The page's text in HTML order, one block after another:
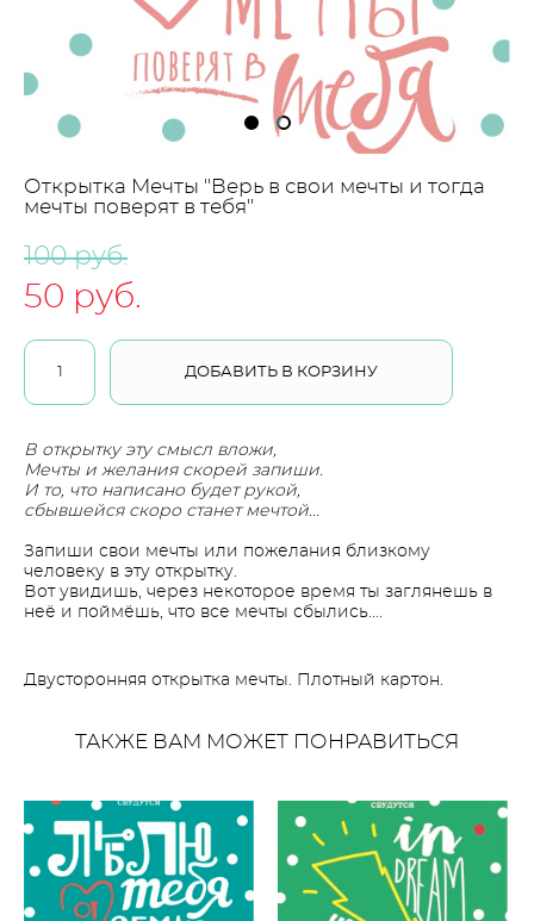
Открытка Мечты "Верь в свои мечты и тогда
мечты поверят в тебя"
100 pуб.
50 pуб.
ДОБАВИТЬ В КОРЗИНУ
В открытку эту смысл вложи,
Мечты и желания скорей запиши.
И то, что написано будет рукой,
сбывшейся скоро станет мечтой...
Запиши свои мечты или пожелания близкому
человеку в эту открытку.
Вот увидишь, через некоторое время ты заглянешь в
неё и поймёшь, что все мечты сбылись....
Двусторонняя открытка мечты. Плотный картон.
ТАКЖЕ ВАМ МОЖЕТ ПОНРАВИТЬСЯ